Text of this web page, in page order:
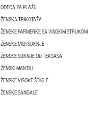
ODEĆA ZA PLAŽU
ŽENSKA TRIKOTAŽA
ŽENSKE FARMERKE SA VISOKIM STRUKOM
ŽENSKE MIDI SUKNJE
ŽENSKE SUKNJE OD TEKSASA
ŽENSKI MANTILI
ŽENSKE VISOKE ŠTIKLE
ŽENSKE SANDALE